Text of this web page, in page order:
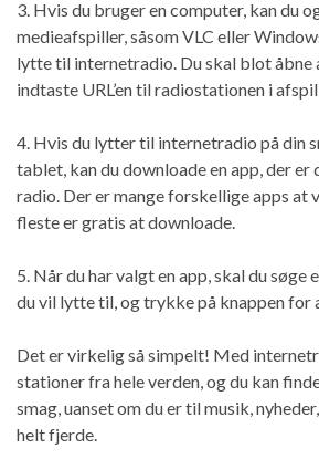
3. Hvis du bruger en computer, kan du
medieafspiller, såsom VLC eller
lytte til internetradio. Du skal blot åbne
indtaste URL’en til radiostationen i
4. Hvis du lytter til internetradio på din
tablet, kan du downloade en app, der
radio. Der er mange forskellige apps at
fleste er gratis at downloade.
5. Når du har valgt en app, skal du søge
du vil lytte til, og trykke på knappen for
Det er virkelig så simpelt! Med
stationer fra hele verden, og du kan
smag, uanset om du er til musik,
helt fjerde.